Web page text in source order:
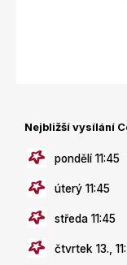
Nejbližší vysílání
pondělí 11:45
úterý 11:45
středa 11:45
čtvrtek 13.,